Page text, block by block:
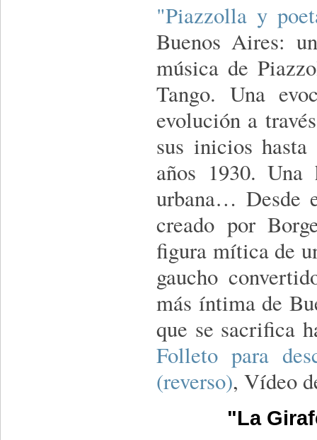
"Piazzolla y
Buenos Aires:
música de
Tango. Una
evolución a
sus inicios
años 1930.
urbana… Desde
creado por
figura mítica de
gaucho
más íntima de
que se sacrifica
Folleto para
(reverso), Vídeo
"La